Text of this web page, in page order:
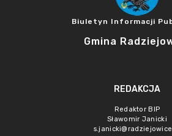
Biuletyn Informacji
Gmina
REDAKCJA
Redaktor BIP
Sławomir Janicki